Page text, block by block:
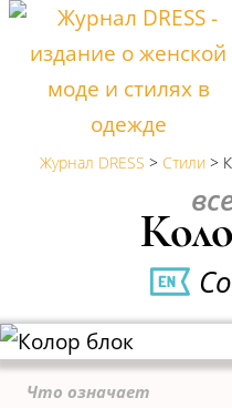
Журнал DRESS > Стили >
Что означает